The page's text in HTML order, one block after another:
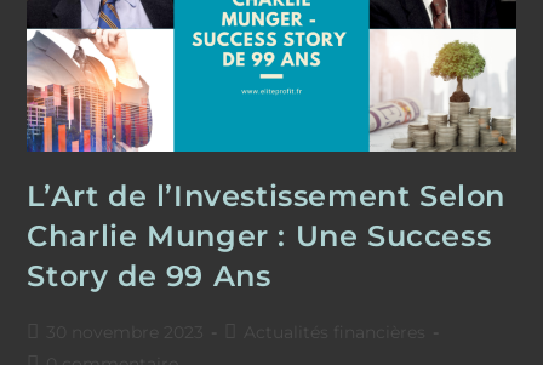
Marche
Arrière
L’Art de l’Investissement Selon
Charlie Munger : Une Success
Story de 99 Ans
30 novembre 2023
Actualités financières